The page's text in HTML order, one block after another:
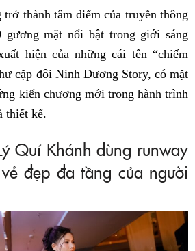
trở thành tâm điểm của truyền thông
mặt nổi bật trong giới sáng
hiện của những cái tên “chiếm
cặp đôi Ninh Dương Story, có mặt
kiến chương mới trong hành trình
thiết kế.
Quí Khánh dùng runway
đẹp đa tầng của người